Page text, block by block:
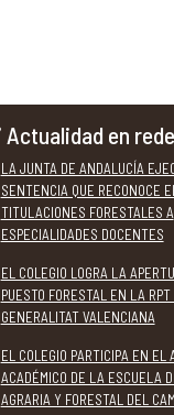
Actualidad en
LA JUNTA DE ANDALUCÍA
SENTENCIA QUE RECONOCE
TITULACIONES FORESTALES A
ESPECIALIDADES DOCENTES
EL COLEGIO LOGRA LA
PUESTO FORESTAL EN LA
GENERALITAT VALENCIANA
EL COLEGIO PARTICIPA EN EL
ACADÉMICO DE LA ESCUELA
AGRARIA Y FORESTAL DEL